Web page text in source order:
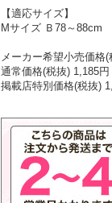
【適応サイズ】
Mサイズ Ｂ78～
メーカー希望小売価格(
通常価格(税抜) 1,185円
掲載店特別価格(税抜)